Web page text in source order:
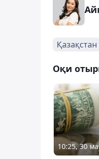
Қазақстан
Оқи
10:25, 30